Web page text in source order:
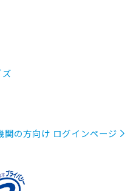
関の方向け ログインページ